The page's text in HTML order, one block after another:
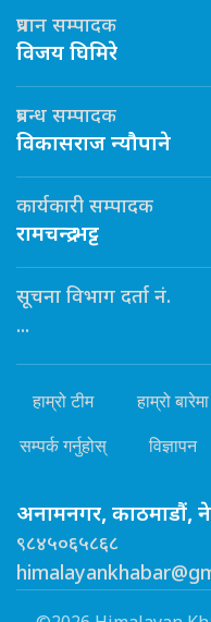
प्रधान सम्पादक
विजय घिमिरे
प्रबन्ध सम्पादक
विकासराज न्यौपाने
कार्यकारी सम्पादक
रामचन्द्र भट्ट
सूचना विभाग दर्ता नं.
...
हाम्रो टीम हाम्रो बारेमा
सम्पर्क गर्नुहोस् विज्ञापन
अनामनगर, काठमाडौं,
९८४५०६५८६८